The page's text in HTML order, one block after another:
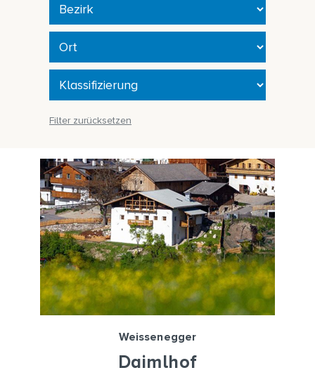
Filter zurücksetzen
Weissenegger
Daimlhof